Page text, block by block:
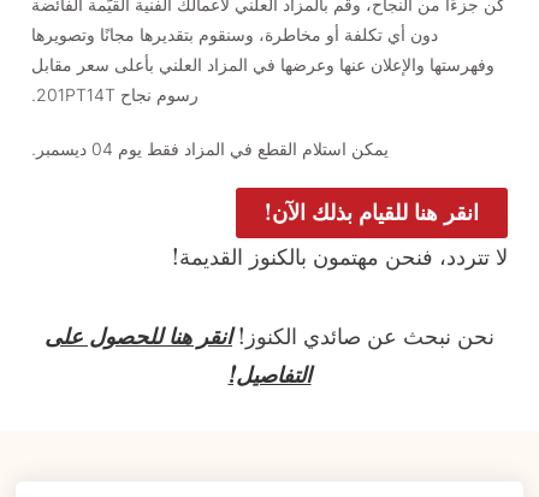
كن جزءًا من النجاح، وقم بالمزاد العلني لأعمالك الفنية القيّمة الفائضة
دون أي تكلفة أو مخاطرة، وسنقوم بتقديرها مجانًا وتصويرها
وفهرستها والإعلان عنها وعرضها في المزاد العلني بأعلى سعر مقابل
رسوم نجاح 201PT14T.
يمكن استلام القطع في المزاد فقط يوم 04 ديسمبر.
انقر هنا للقيام بذلك الآن!
لا تتردد، فنحن مهتمون بالكنوز القديمة!
نحن نبحث عن صائدي الكنوز!انقر هنا للحصول على
التفاصيل!